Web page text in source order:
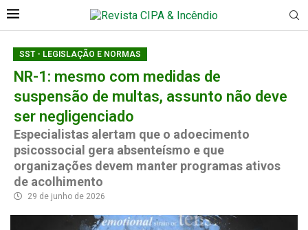
SST - LEGISLAÇÃO E NORMAS
NR-1: mesmo com medidas de
suspensão de multas, assunto não deve
ser negligenciado
Especialistas alertam que o adoecimento
psicossocial gera absenteísmo e que
organizações devem manter programas ativos
de acolhimento
29 de junho de 2026